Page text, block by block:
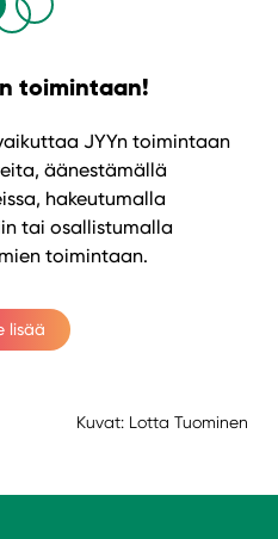
toimintaan!
JYYn toimintaan
äänestämällä
hakeutumalla
tai osallistumalla
toimintaan.
lisää
Kuvat: Lotta Tuominen